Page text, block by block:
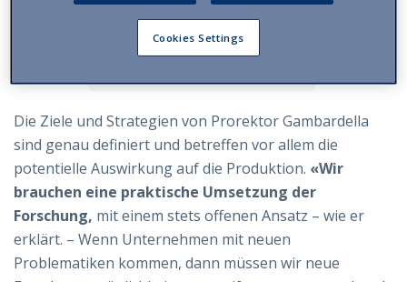
Foto von Maria Duven
Das Foto vergrössern
Die Ziele und Strategien von Prorektor Gambardella
sind genau definiert und betreffen vor allem die
potentielle Auswirkung auf die Produktion. «Wir
brauchen eine praktische Umsetzung der
Forschung, mit einem stets offenen Ansatz – wie er
erklärt. – Wenn Unternehmen mit neuen
Problematiken kommen, dann müssen wir neue
Cookies Settings